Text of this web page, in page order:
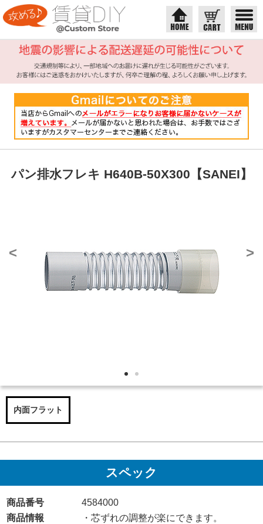
パン排水フレキ H640B-50X300【SANEI】
< >
内面フラット
スペック
商品番号
4584000
商品情報
・芯ずれの調整が楽にできます。